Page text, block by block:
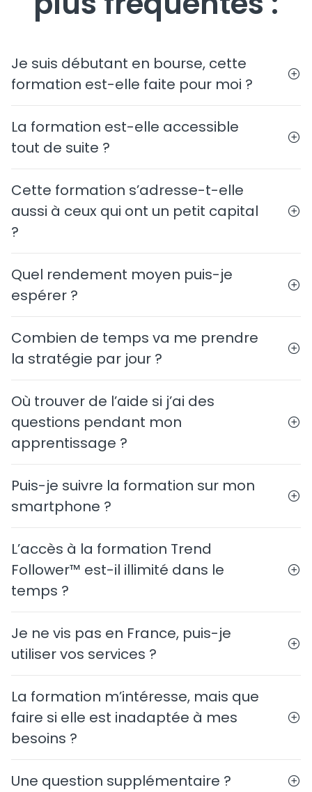
Je suis débutant en bourse, cette
formation est-elle faite pour moi ?
La formation est-elle accessible
tout de suite ?
Cette formation s’adresse-t-elle
aussi à ceux qui ont un petit capital
?
Quel rendement moyen puis-je
espérer ?
Combien de temps va me prendre
la stratégie par jour ?
Où trouver de l’aide si j’ai des
questions pendant mon
apprentissage ?
Puis-je suivre la formation sur mon
smartphone ?
L’accès à la formation Trend
Follower™ est-il illimité dans le
temps ?
Je ne vis pas en France, puis-je
utiliser vos services ?
La formation m’intéresse, mais que
faire si elle est inadaptée à mes
besoins ?
Une question supplémentaire ?